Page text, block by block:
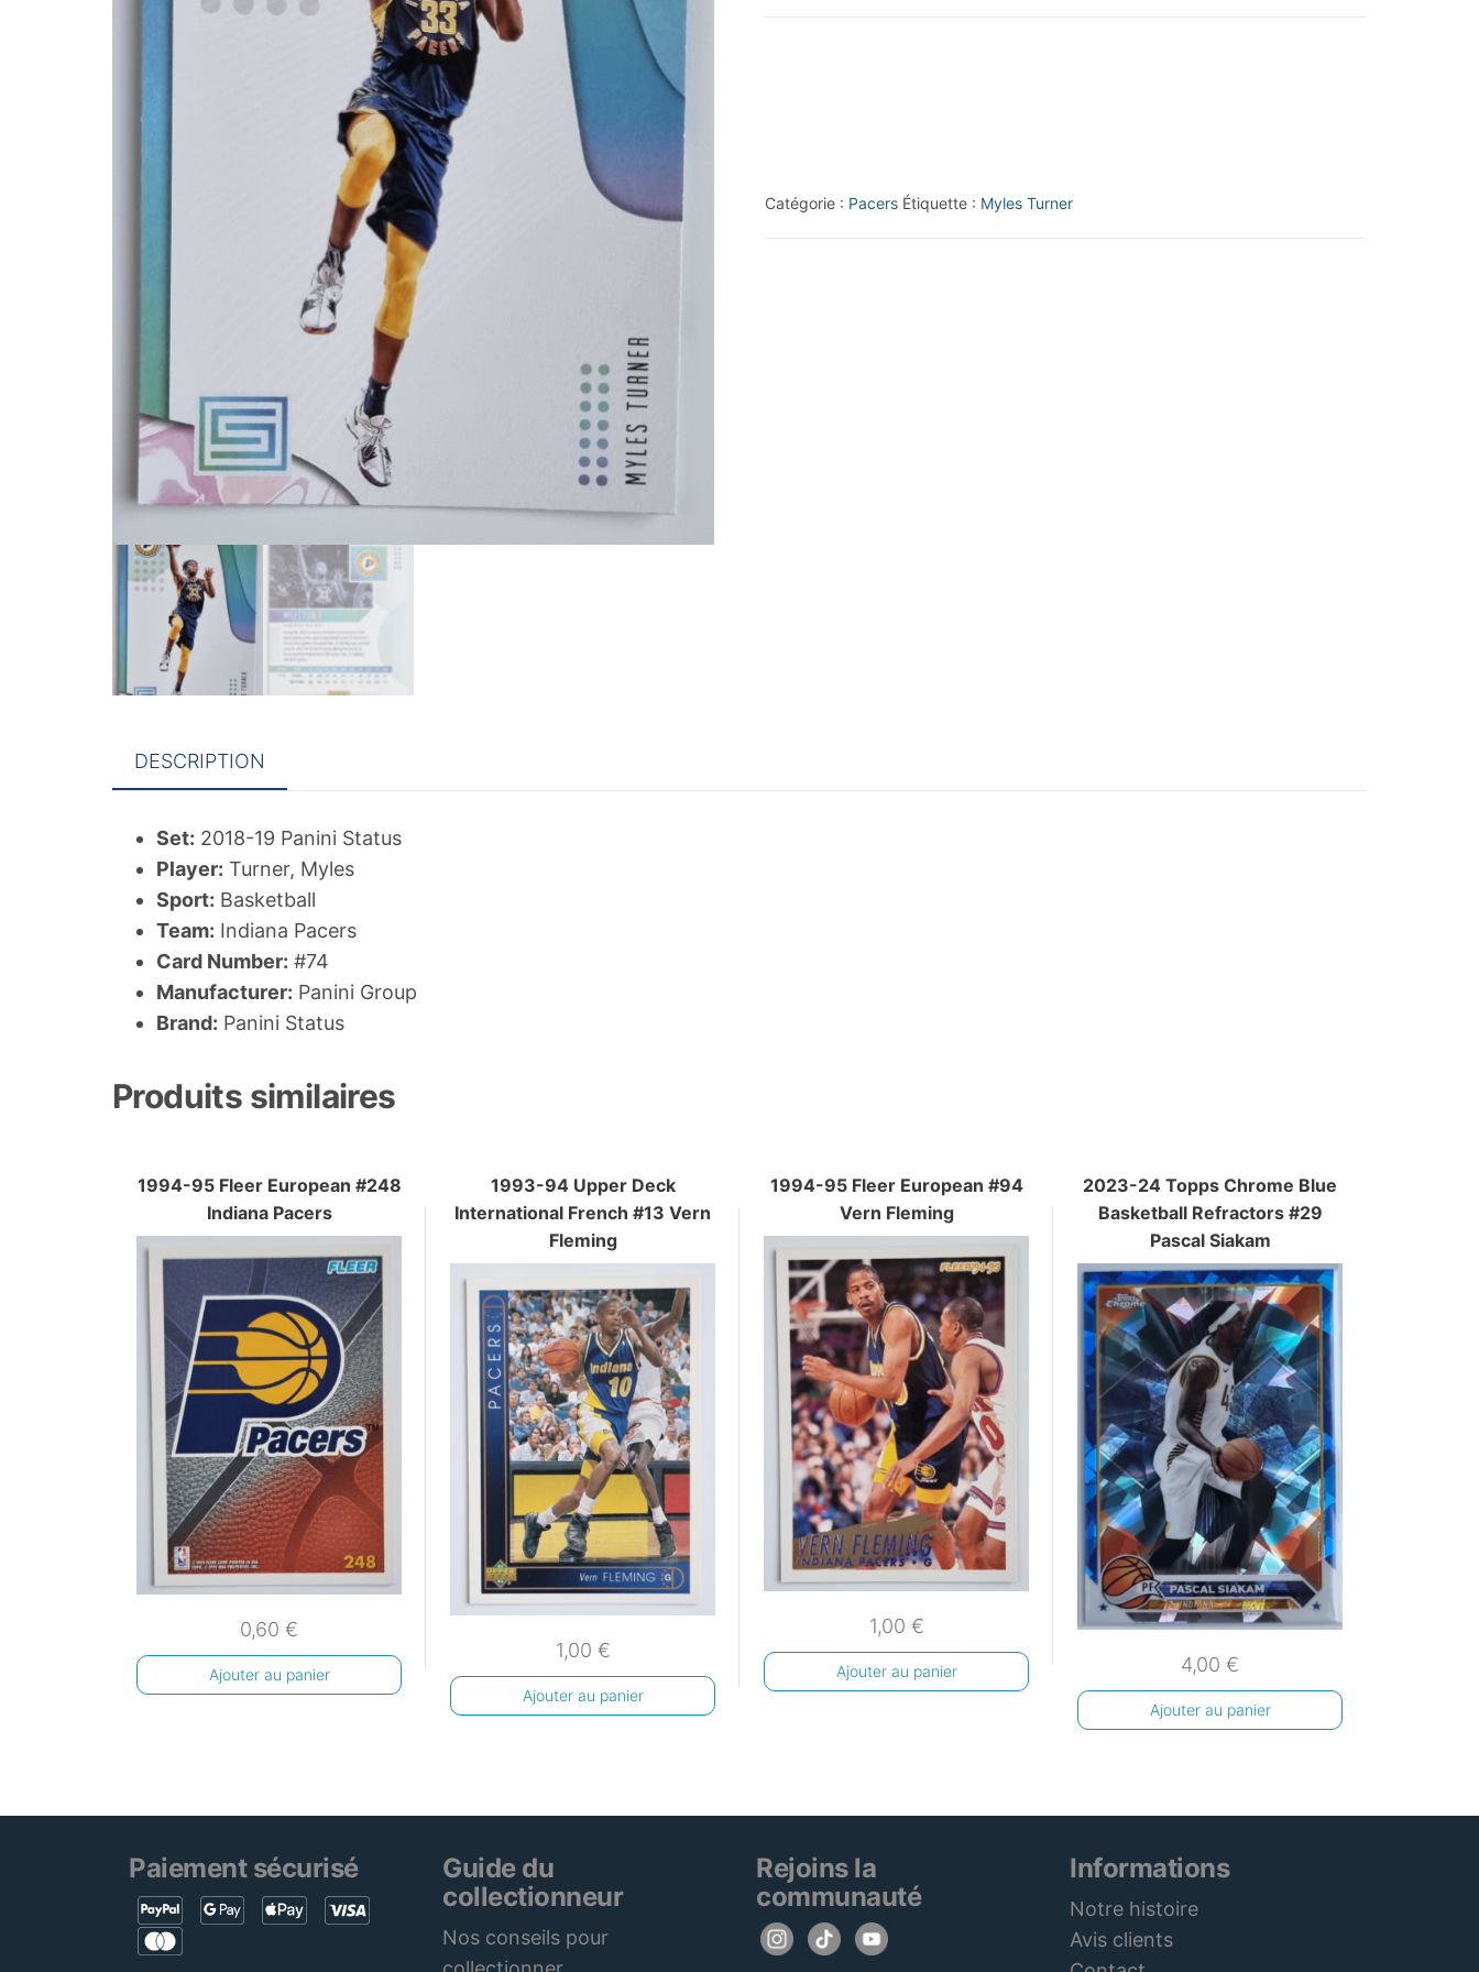
Turner
Catégorie : Pacers Étiquette : Myles Turner
DESCRIPTION
Set: 2018-19 Panini Status
Player: Turner, Myles
Sport: Basketball
Team: Indiana Pacers
Card Number: #74
Manufacturer: Panini Group
Brand: Panini Status
Produits similaires
1994-95 Fleer European #248
Indiana Pacers
0,60 €
Ajouter au panier
1993-94 Upper Deck
International French #13 Vern
Fleming
1,00 €
Ajouter au panier
1994-95 Fleer European #94
Vern Fleming
1,00 €
Ajouter au panier
2023-24 Topps Chrome Blue
Basketball Refractors #29
Pascal Siakam
4,00 €
Ajouter au panier
Paiement sécurisé
Guide du
collectionneur
Nos conseils pour
Rejoins la
communauté
Informations
Notre histoire
Avis clients